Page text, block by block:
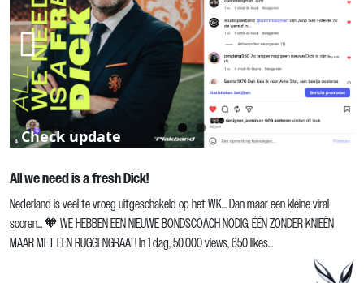
Previous Next
Check update
All we need is a fresh Dick!
Nederland is veel te vroeg uitgeschakeld op het WK… Dan maar een kleine viral
scoren… 🧡 WE HEBBEN EEN NIEUWE BONDSCOACH NODIG, ÉÉN ZONDER KNIEËN
MAAR MET EEN RUGGENGRAAT! In 1 dag, 50.000 views, 650 likes…